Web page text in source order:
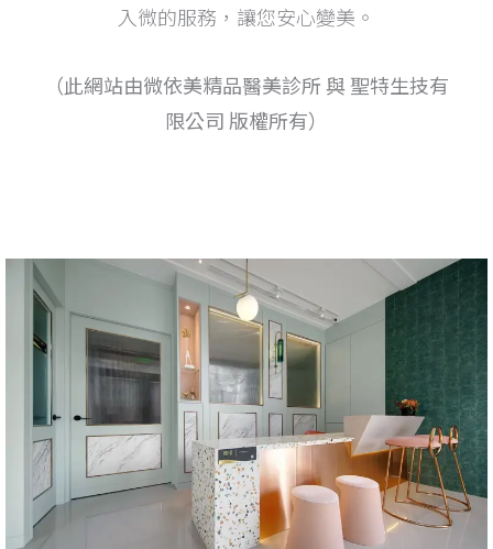
入微的服務，讓您安心變美。
（此網站由微依美精品醫美診所 與 聖特生技有
限公司 版權所有）